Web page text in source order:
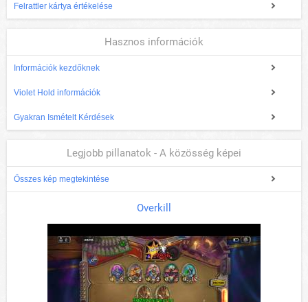
Felrattler kártya értékelése
Hasznos információk
Információk kezdőknek
Violet Hold információk
Gyakran Ismételt Kérdések
Legjobb pillanatok - A közösség képei
Összes kép megtekintése
Overkill